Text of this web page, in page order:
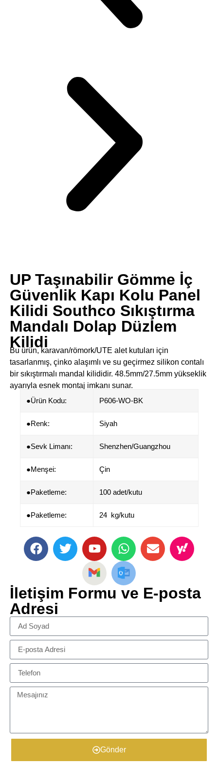
UP Taşınabilir Gömme İç
Güvenlik Kapı Kolu Panel
Kilidi Southco Sıkıştırma
Mandalı Dolap Düzlem
Kilidi
Bu ürün, ​karavan/römork/UTE alet kutuları için
tasarlanmış, çinko alaşımlı ve su geçirmez silikon contalı
bir sıkıştırmalı mandal kilididir. ​48.5mm/27.5mm yükseklik
ayarıyla esnek montaj imkanı sunar.
●Ürün Kodu:
P606-WO-BK
●​​Renk: Siyah
●Sevk Limanı: Shenzhen/Guangzhou
●​Menşei: Çin
●Paketleme: 100 adet/kutu
●Paketleme: 24 kg/kutu
İletişim Formu ve E-posta
Adresi
Gönder